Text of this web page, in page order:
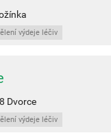
výdeje léčiv
Dvorce
výdeje léčiv